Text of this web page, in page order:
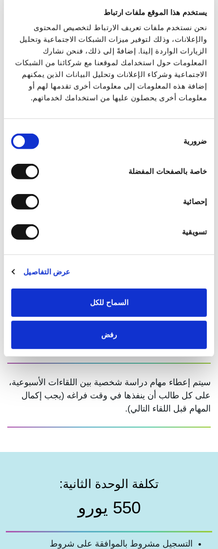
يستخدم هذا الموقع ملفات ارتباط
نحن نستخدم ملفات تعريف الارتباط لتخصيص المحتوى
والإعلانات، وذلك لتوفير ميزات الشبكات الاجتماعية وتحليل
الزيارات الواردة إلينا. إضافةً إلى ذلك، فنحن نشارك
المعلومات حول استخدامك لموقعنا مع شركائنا من الشبكات
الاجتماعية وشركاء الإعلانات وتحليل البيانات الذين يمكنهم
إضافة هذه المعلومات إلى معلومات أخرى تقدمها لهم أو
معلومات أخرى يحصلون عليها من استخدامك لخدماتهم.
الموافقة
ضرورية
خاصة بالصفحات المفضلة
إحصائية
تسويقية
عرض التفاصيل
السماح للكل
رفض
ومراحل الحياة الأربعة؟
اللقاء الثالث:
لكل أزمة عنوان في الجسد
الثلاثاء ، 15 سبتمبر 2026 ، 21:00-18:00
الشاكرات ومسارات الطاقة، لماذا يحدث مرض معين في
عضو معين وليس مرضًا آخر في نفس العضو؟ تمارين في
اللقاء الرابع:
بينها؟
العلاقة بين مستوى الخوف أثناء الأزمة والمرض، النظرية
الجديدة وراء السرطان والسكري وارتفاع نسبة الدهون
في الدم. تمارين وملخص الدورة.
* في نهاية المسار، يحصل خريجو الوحدة (الذين اجتازوا
الاختبار النهائي بنجاح) على "شهادة مشاركة - الوحدة
سيتم إعطاء مهام دراسة شخصية بين اللقاءات الأسبوعية،
على كل طالب أن ينفذها في وقت فراغه (يجب إكمال
المهام قبل اللقاء التالي).
تكلفة الوحدة الثانية:
550 يورو
التسجيل مشروط بالموافقة على شروط